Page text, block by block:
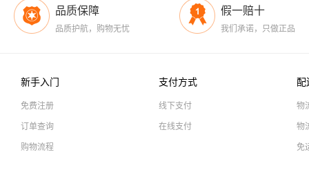
品质保障
品质护航，购物无忧
假一赔十
我们承诺，只做正品
新手入门
免费注册
订单查询
购物流程
支付方式
线下支付
在线支付
配
物
物
免